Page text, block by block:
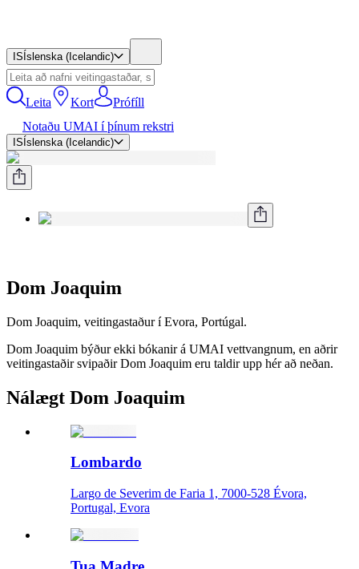
IS Íslenska (Icelandic)
Leita Kort
Prófíll
Notaðu UMAI í þínum rekstri
IS Íslenska (Icelandic)
Dom Joaquim
Dom Joaquim, veitingastaður í Evora, Portúgal.
Dom Joaquim býður ekki bókanir á UMAI vettvangnum, en aðrir
veitingastaðir svipaðir Dom Joaquim eru taldir upp hér að neðan.
Nálægt Dom Joaquim
Lombardo
Largo de Severim de Faria 1, 7000-528 Évora,
Portugal, Evora